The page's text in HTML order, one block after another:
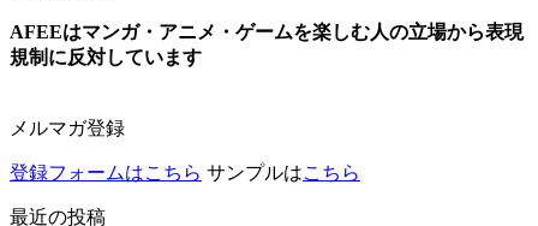
AFEEはマンガ・アニメ・ゲームを楽しむ人の立場から表現
規制に反対しています
メルマガ登録
登録フォームはこちら サンプルはこちら
最近の投稿